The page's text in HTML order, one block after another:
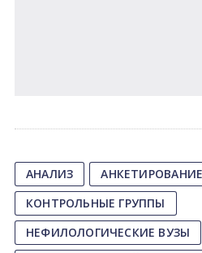
АНАЛИЗ АНКЕТИРОВАНИЕ
КОНТРОЛЬНЫЕ ГРУППЫ
НЕФИЛОЛОГИЧЕСКИЕ ВУЗЫ